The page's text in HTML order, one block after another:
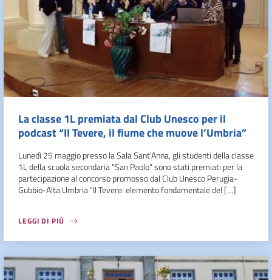
La classe 1L premiata dal Club Unesco per il
podcast “Il Tevere, il fiume che muove l’Umbria”
Lunedì 25 maggio presso la Sala Sant’Anna, gli studenti della classe
1L della scuola secondaria “San Paolo” sono stati premiati per la
partecipazione al concorso promosso dal Club Unesco Perugia-
Gubbio-Alta Umbria “Il Tevere: elemento fondamentale del […]
LEGGI DI PIÙ